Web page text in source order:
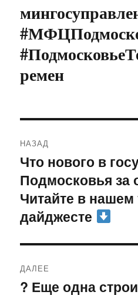
ремен
по
записям
НАЗАД
Предыдущая
запись:
Что нового в
Подмосковья за
Читайте в
дайджесте
ДАЛЕЕ
Следующая
? Еще одна